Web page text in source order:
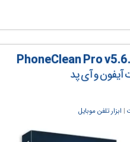
آیفون و آی پد
‏| ابزار تلفن موبایل